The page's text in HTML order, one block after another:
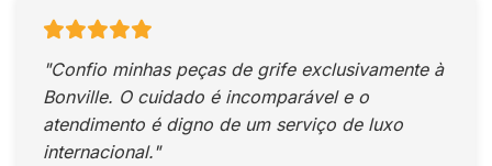
"Confio minhas peças de grife exclusivamente à
Bonville. O cuidado é incomparável e o
atendimento é digno de um serviço de luxo
internacional."